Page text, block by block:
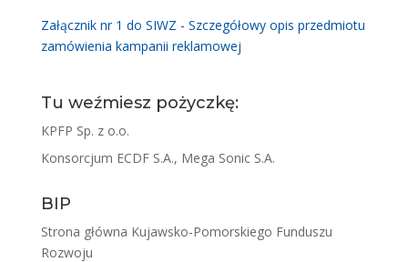
Załącznik nr 1 do SIWZ - Szczegółowy opis przedmiotu
zamówienia kampanii reklamowej
Tu weźmiesz pożyczkę:
KPFP Sp. z o.o.
Konsorcjum ECDF S.A., Mega Sonic S.A.
BIP
Strona główna Kujawsko-Pomorskiego Funduszu
Rozwoju